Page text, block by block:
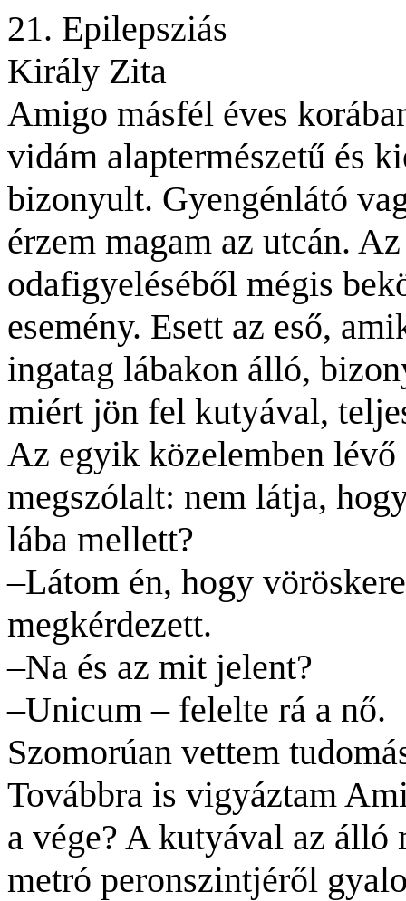
21. Epilepsziás
Király Zita
Amigo másfél éves
vidám alaptermészetű és
bizonyult. Gyengénlátó
érzem magam az utcán.
odafigyeléséből mégis
esemény. Esett az eső,
ingatag lábakon álló,
miért jön fel kutyával,
Az egyik közelemben
megszólalt: nem látja,
lába mellett?
–Látom én, hogy
megkérdezett.
–Na és az mit jelent?
–Unicum – felelte rá a nő.
Szomorúan vettem
Továbbra is vigyáztam
a vége? A kutyával az álló
metró peronszintjéről